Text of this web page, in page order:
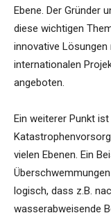
Ebene. Der Gründer
diese wichtigen
innovative
internationalen
angeboten.
Ein weiterer Punkt
vielen Ebenen. Ein
logisch, dass z.B.
wasserabweisende